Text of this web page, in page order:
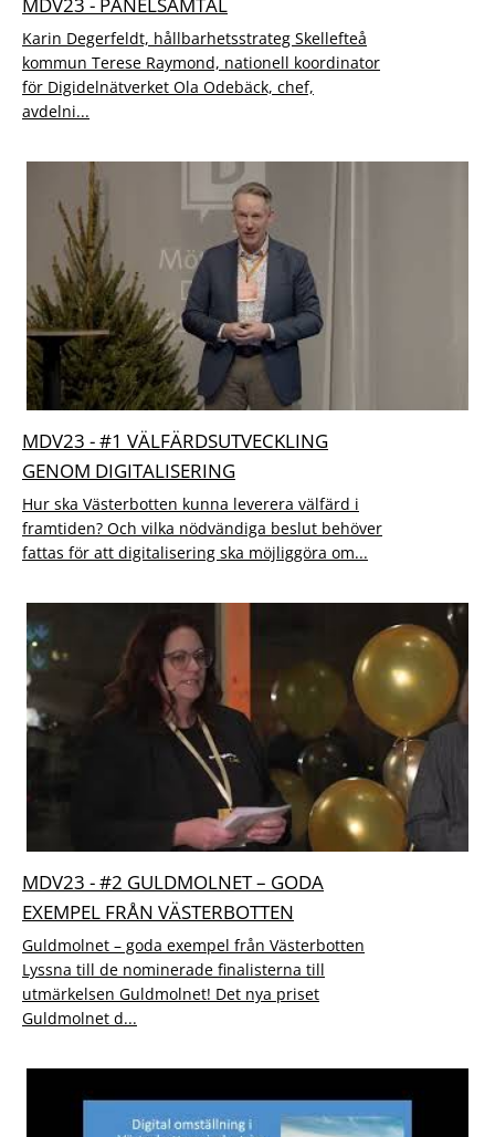
Karin Degerfeldt, hållbarhetsstrateg Skellefteå
kommun Terese Raymond, nationell koordinator
för Digidelnätverket Ola Odebäck, chef,
avdelni...
MDV23 - #1 VÄLFÄRDSUTVECKLING
GENOM DIGITALISERING
Hur ska Västerbotten kunna leverera välfärd i
framtiden? Och vilka nödvändiga beslut behöver
fattas för att digitalisering ska möjliggöra om...
MDV23 - #2 GULDMOLNET – GODA
EXEMPEL FRÅN VÄSTERBOTTEN
Guldmolnet – goda exempel från Västerbotten
Lyssna till de nominerade finalisterna till
utmärkelsen Guldmolnet! Det nya priset
Guldmolnet d...